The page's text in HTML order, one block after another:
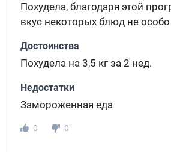
Похудела, благодаря этой
вкус некоторых блюд не
Достоинства
Похудела на 3,5 кг за 2 нед.
Недостатки
Замороженная еда
0
0